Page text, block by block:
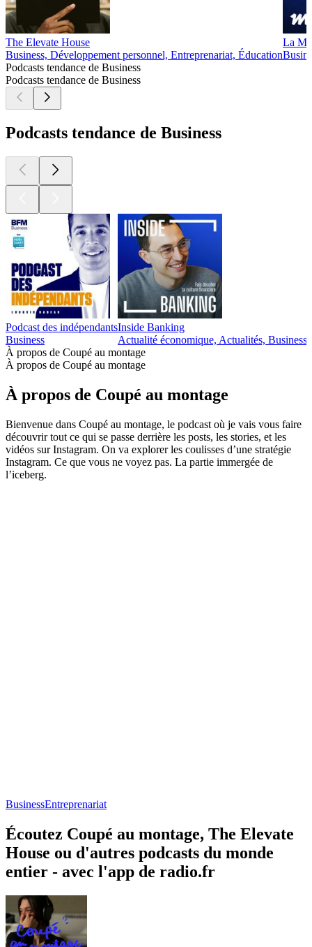
The Elevate House
Business, Développement personnel, Entreprenariat, Éducation
La
Podcasts tendance de Business
Podcasts tendance de Business
Podcasts tendance de Business
Podcast des indépendants
Business
Inside Banking
Actualité économique, Actualités, Business,
À propos de Coupé au montage
À propos de Coupé au montage
À propos de Coupé au montage
Bienvenue dans Coupé au montage, le podcast où je vais vous faire
découvrir tout ce qui se passe derrière les posts, les stories, et les
vidéos sur Instagram. On va explorer les coulisses d’une stratégie
Instagram. Ce que vous ne voyez pas. La partie immergée de
l’iceberg.
BusinessEntreprenariat
Écoutez Coupé au montage, The Elevate
House ou d'autres podcasts du monde
entier - avec l'app de radio.fr